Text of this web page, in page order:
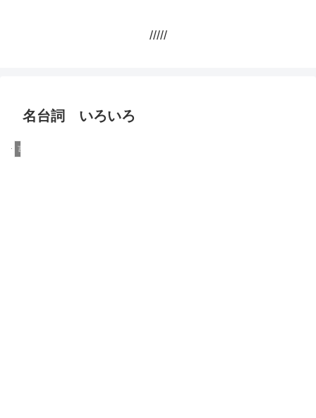
/////
名台詞 いろいろ
言葉